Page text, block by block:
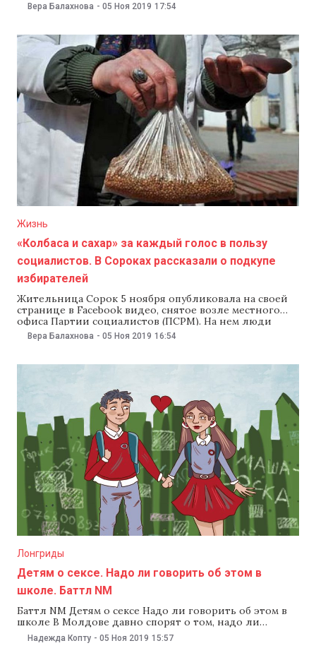
режиме. Компания отмечает, что новая система
государство сможет следить за тем, как их оказывают
врачи и оплачивают пациенты. Используя систему
Вера Балахнова - 05 Ноя 2019 17:54
Жизнь
«Колбаса и сахар» за каждый голос в пользу
социалистов. В Сороках рассказали о подкупе
избирателей
Жительница Сорок 5 ноября опубликовала на своей
странице в Facebook видео, снятое возле местного
офиса Партии социалистов (ПСРМ). На нем люди
рассказывают, что получили «колбасу и сахар» за то,
что голосовали за кандидата социалистов во втором
провокацией и фейком. На видео, опубликованном
Вера Балахнова - 05 Ноя 2019 16:54
Лонгриды
Детям о сексе. Надо ли говорить об этом в
школе. Баттл NM
Баттл NM Детям о сексе Надо ли говорить об этом в
школе В Молдове давно спорят о том, надо ли
вводить в школе сексуальное воспитание. Одни
считают, что это хороший способ борьбы с
Надежда Копту - 05 Ноя 2019 15:57